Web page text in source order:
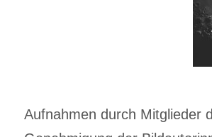
Aufnahmen durch Mitglieder